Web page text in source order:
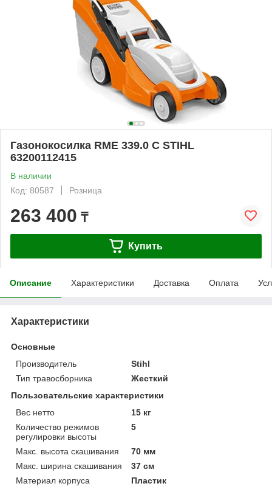
Газонокосилка RME 339.0 C STIHL
63200112415
В наличии
Код: 80587
Розница
263 400 ₸
Купить
Описание Характеристики Доставка Оплата
Характеристики
Основные
Производитель
Stihl
Тип травосборника
Жесткий
Пользовательские характеристики
Вес нетто
15 кг
Количество режимов
регулировки высоты
5
Макс. высота скашивания
70 мм
Макс. ширина скашивания
37 см
Материал корпуса
Пластик